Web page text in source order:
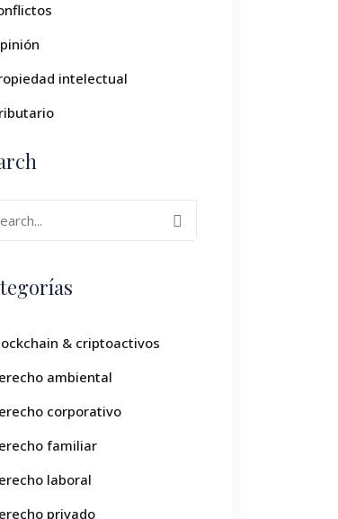
intelectual
& criptoactivos
ambiental
corporativo
familiar
laboral
privado